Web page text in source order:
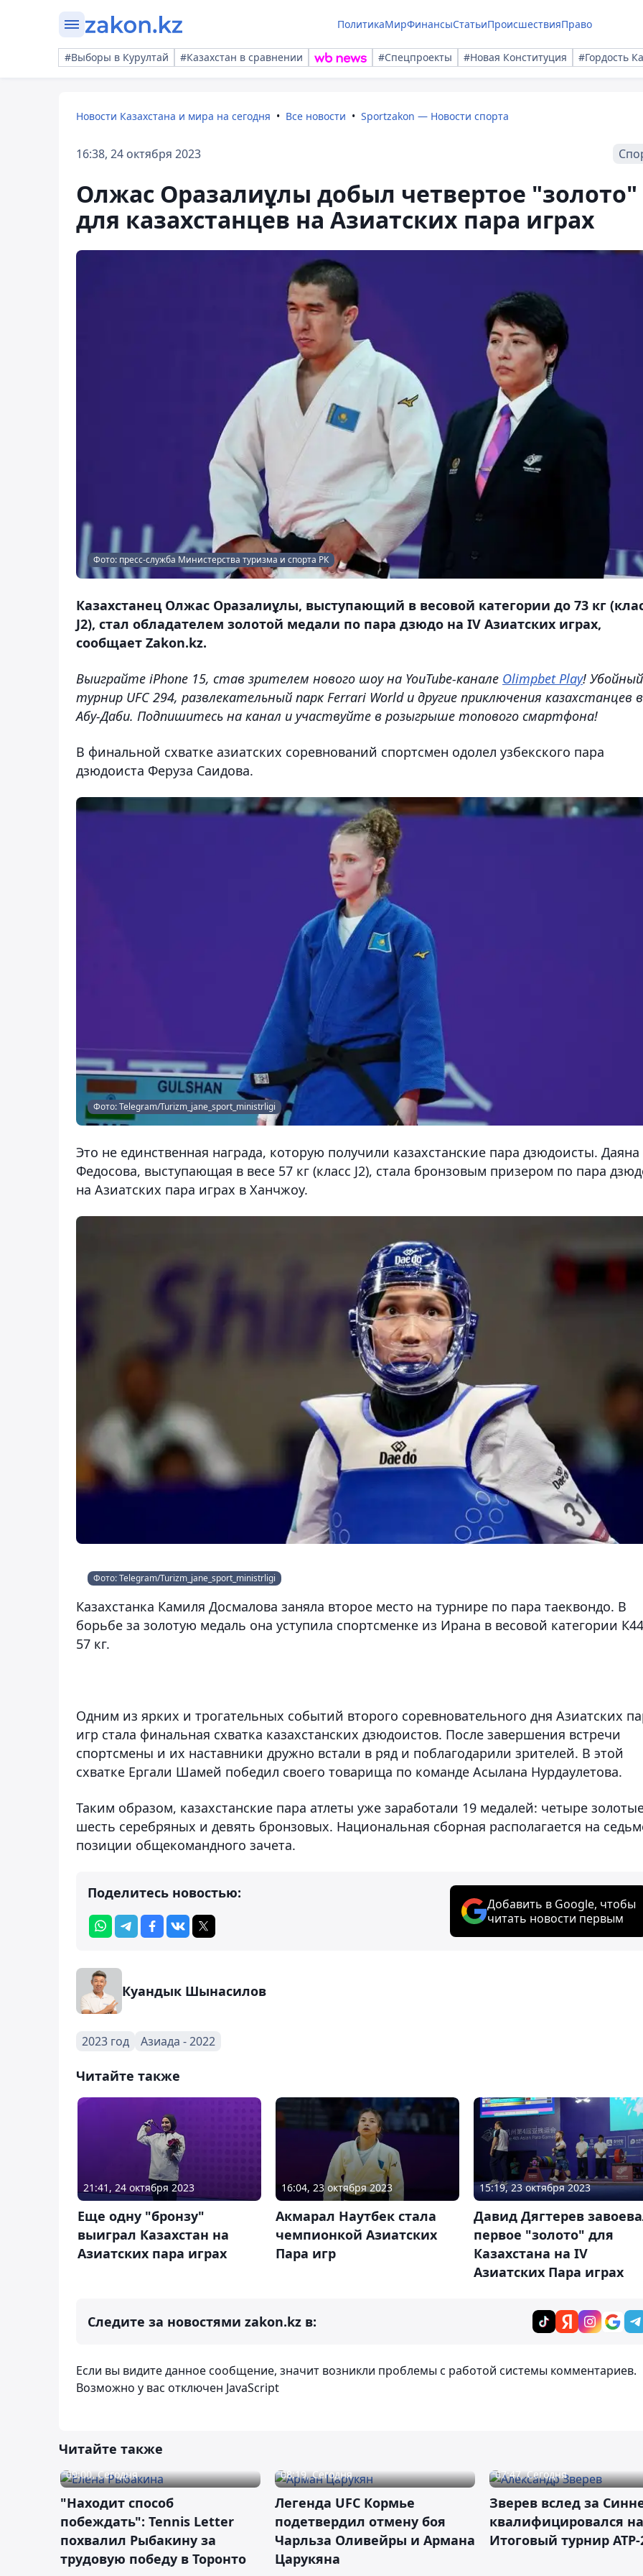
ПолитикаМирФинансыСтатьиПроисшествияПраво
#Выборы в Курултай #Казахстан в сравнении #Спецпроекты #Новая Конституция #Гордость
Новости Казахстана и мира на сегодня Все новости Sportzakon — Новости спорта
16:38, 24 октября 2023
Олжас Оразалиұлы добыл четвертое "золото"
для казахстанцев на Азиатских пара играх
Фото: пресс-служба Министерства туризма и спорта РК
Казахстанец Олжас Оразалиұлы, выступающий в весовой категории до 73 кг
J2), стал обладателем золотой медали по пара дзюдо на IV Азиатских играх,
сообщает Zakon.kz.
Выиграйте iPhone 15, став зрителем нового шоу на YouTube-канале Olimpbet Play! Убойный
турнир UFC 294, развлекательный парк Ferrari World и другие приключения казахстанцев в
Абу-Даби. Подпишитесь на канал и участвуйте в розыгрыше топового смартфона!
В финальной схватке азиатских соревнований спортсмен одолел узбекского пара
дзюдоиста Феруза Саидова.
Фото: Telegram/Turizm_jane_sport_ministrligi
Это не единственная награда, которую получили казахстанские пара дзюдоисты. Даяна
Федосова, выступающая в весе 57 кг (класс J2), стала бронзовым призером по пара
на Азиатских пара играх в Ханчжоу.
Фото: Telegram/Turizm_jane_sport_ministrligi
Казахстанка Камиля Досмалова заняла второе место на турнире по пара таеквондо. В
борьбе за золотую медаль она уступила спортсменке из Ирана в весовой категории
57 кг.
Одним из ярких и трогательных событий второго соревновательного дня Азиатских
игр стала финальная схватка казахстанских дзюдоистов. После завершения встречи
спортсмены и их наставники дружно встали в ряд и поблагодарили зрителей. В этой
схватке Ергали Шамей победил своего товарища по команде Асылана Нурдаулетова.
Таким образом, казахстанские пара атлеты уже заработали 19 медалей: четыре
шесть серебряных и девять бронзовых. Национальная сборная располагается на
позиции общекомандного зачета.
Поделитесь новостью:
Добавить в Google, чтобы
читать новости первым
Куандык Шынасилов
2023 год Азиада - 2022
Читайте также
21:41, 24 октября 2023
Еще одну "бронзу"
выиграл Казахстан на
Азиатских пара играх
16:04, 23 октября 2023
Акмарал Наутбек стала
чемпионкой Азиатских
Пара игр
15:19, 23 октября 2023
Давид Дягтерев
первое "золото" для
Казахстана на IV
Азиатских Пара играх
Следите за новостями zakon.kz в:
Если вы видите данное сообщение, значит возникли проблемы с работой системы комментариев.
Возможно у вас отключен JavaScript
Читайте также
09:00, Сегодня
"Находит способ
побеждать": Tennis Letter
похвалил Рыбакину за
трудовую победу в Торонто
08:19, Сегодня
Легенда UFC Кормье
подетвердил отмену боя
Чарльза Оливейры и Армана
Царукяна
07:47, Сегодня
Зверев вслед за
квалифицировался на
Итоговый турнир ATP-